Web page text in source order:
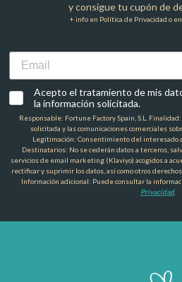
y consigue tu cupón de
+ info en Política de Privacidad o
Email
Acepto el tratamiento de mis
la información solicitada.
Responsable: Fortune Factory Spain, S.L.
solicitada y las comunicaciones comerciales
Legitimación: Consentimiento del interesado
Destinatarios: No se cederán datos a terceros,
servicios de email marketing (Klaviyo) acogidos a
rectificar y suprimir los datos, así como otros
Información adicional: Puede consultar la
Privacidad.